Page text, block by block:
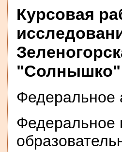
Курсовая
"Солнышко"
Федеральное
Федеральное